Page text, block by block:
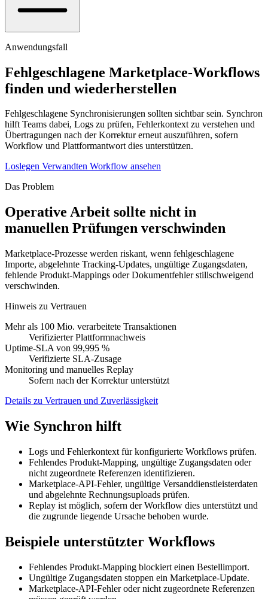
Anwendungsfall
Fehlgeschlagene Marketplace-Workflows
finden und wiederherstellen
Fehlgeschlagene Synchronisierungen sollten sichtbar sein. Synchron
hilft Teams dabei, Logs zu prüfen, Fehlerkontext zu verstehen und
Übertragungen nach der Korrektur erneut auszuführen, sofern
Workflow und Plattformantwort dies unterstützen.
Loslegen Verwandten Workflow ansehen
Das Problem
Operative Arbeit sollte nicht in
manuellen Prüfungen verschwinden
Marketplace-Prozesse werden riskant, wenn fehlgeschlagene
Importe, abgelehnte Tracking-Updates, ungültige Zugangsdaten,
fehlende Produkt-Mappings oder Dokumentfehler stillschweigend
verschwinden.
Hinweis zu Vertrauen
Mehr als 100 Mio. verarbeitete Transaktionen
Verifizierter Plattformnachweis
Uptime-SLA von 99,995 %
Verifizierte SLA-Zusage
Monitoring und manuelles Replay
Sofern nach der Korrektur unterstützt
Details zu Vertrauen und Zuverlässigkeit
Wie Synchron hilft
Logs und Fehlerkontext für konfigurierte Workflows prüfen.
Fehlendes Produkt-Mapping, ungültige Zugangsdaten oder
nicht zugeordnete Referenzen identifizieren.
Marketplace-API-Fehler, ungültige Versanddienstleisterdaten
und abgelehnte Rechnungsuploads prüfen.
Replay ist möglich, sofern der Workflow dies unterstützt und
die zugrunde liegende Ursache behoben wurde.
Beispiele unterstützter Workflows
Fehlendes Produkt-Mapping blockiert einen Bestellimport.
Ungültige Zugangsdaten stoppen ein Marketplace-Update.
Marketplace-API-Fehler oder nicht zugeordnete Referenzen